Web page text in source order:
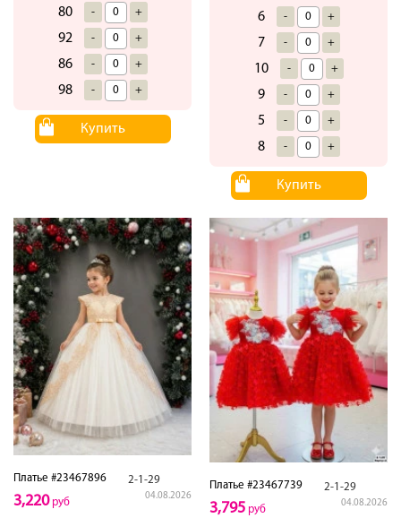
80 - +
92 - +
86 - +
98 - +
Купить
6 - +
7 - +
10 - +
9 - +
5 - +
8 - +
Купить
Платье #23467896 2-1-29
04.08.2026
3,220руб
Платье #23467739 2-1-29
04.08.2026
3,795 руб